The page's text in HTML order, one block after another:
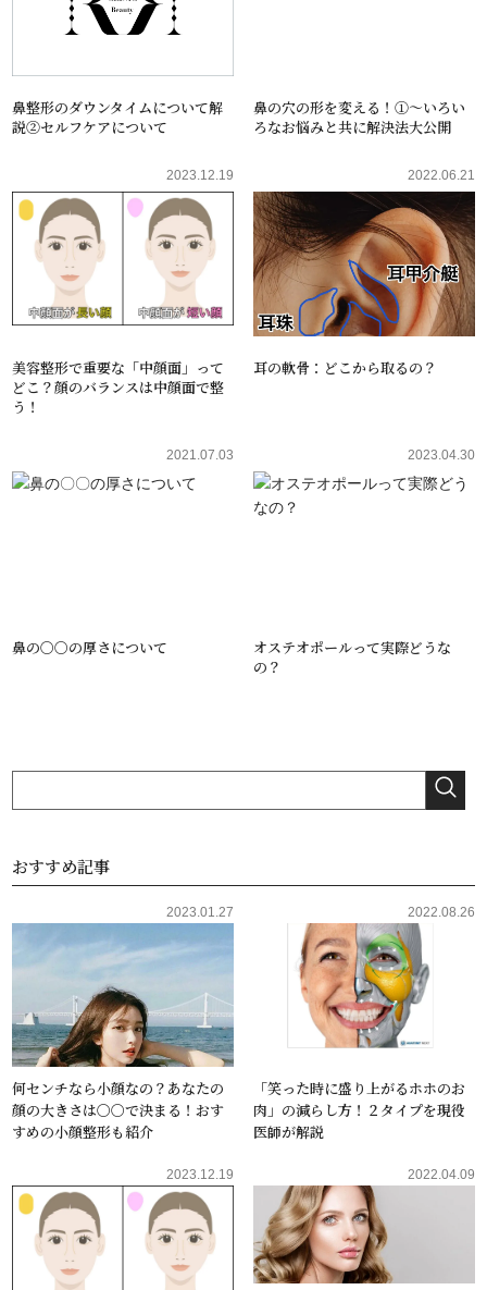
鼻整形のダウンタイムについて解
説②セルフケアについて
鼻の穴の形を変える！①～いろい
ろなお悩みと共に解決法大公開
2023.12.19
美容整形で重要な「中顔面」って
どこ？顔のバランスは中顔面で整
う！
2022.06.21
耳の軟骨：どこから取るの？
2021.07.03
鼻の〇〇の厚さについて
2023.04.30
オステオポールって実際どうな
の？
おすすめ記事
2023.01.27
何センチなら小顔なの？あなたの
顔の大きさは〇〇で決まる！おす
すめの小顔整形も紹介
2022.08.26
「笑った時に盛り上がるホホのお
肉」の減らし方！２タイプを現役
医師が解説
2023.12.19 2022.04.09